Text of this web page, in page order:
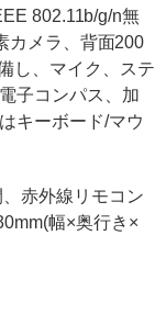
802.11b/g/n無
カメラ、背面200
し、マイク、ステ
子コンパス、加
キーボード/マウ
赤外線リモコン
幅×奥行き×